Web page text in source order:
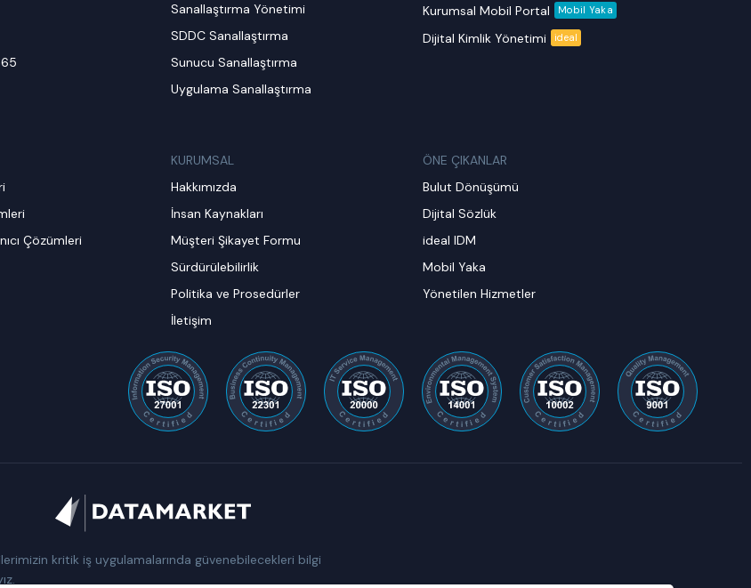
Sanallaştırma Yönetimi
SDDC Sanallaştırma
Sunucu Sanallaştırma
Uygulama Sanallaştırma
Kurumsal Mobil Portal
Mobil Yaka
Dijital Kimlik Yönetimi ideal
Çözümleri
KURUMSAL
Hakkımızda
İnsan Kaynakları
Müşteri Şikayet Formu
Sürdürülebilirlik
Politika ve Prosedürler
İletişim
ÖNE ÇIKANLAR
Bulut Dönüşümü
Dijital Sözlük
ideal IDM
Mobil Yaka
Yönetilen Hizmetler
kritik iş uygulamalarında güvenebilecekleri bilgi